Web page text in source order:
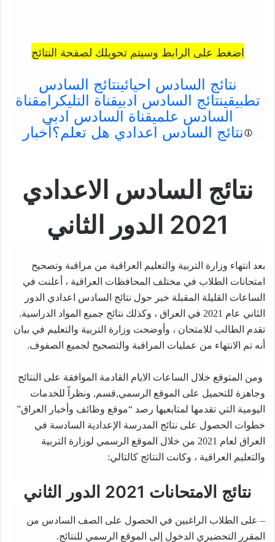
اضغط على الرابط وسيتم تحويلك لصفحة النتائج
نتائج السادس احيائينتائج السادس
تطبيقينتائج السادس ادبيقناة التليكرامقناة
السادس علميقناة السادس ادبي
نتائج السادس اعدادي هل تعلم؟أخبار
نتائج السادس الاعدادي
2021 الدور الثاني
بعد انتهاء وزارة التربية والتعليم العراقية من مراقبة وتصحيح
امتحانات الطلاب في مختلف المحافظات العراقية ، أعلنت في
الساعات القليلة المقبلة خبر حول نتائج السادس اعدادي الدور
الثاني عام 2021 في العراق ، وكذلك نتائج جميع المواد الدراسية.
تقدم الطالب للامتحان ، وأوضحت وزارة التربية والتعليم في بيان
أنه تم الانتهاء من عمليات المراقبة والتصحيح لجميع الصفوف.
ومن المتوقع خلال الساعات الايام القادمة الموافقة على النتائج
وجاهزة للتحميل على الموقع الرسمي,قسم, ونظراً للخدمات
اليومية التي تقدمها لمتابعيها رصد “موقع وظائف وأخبار العراق”
خطوات الحصول على نتائج المدرسة الإعدادية السادسة في
العراق لعام 2021 من خلال الموقع الرسمي لوزارة التربية
والتعليم العراقية ، وكانت النتائج كالتالي:
نتائج الامتحانات 2021 الدور الثاني
– على الطلاب الراغبين في الحصول على الصف السادس من
المقرر التحضيري الدخول إلى الموقع الرسمي للنتائج.